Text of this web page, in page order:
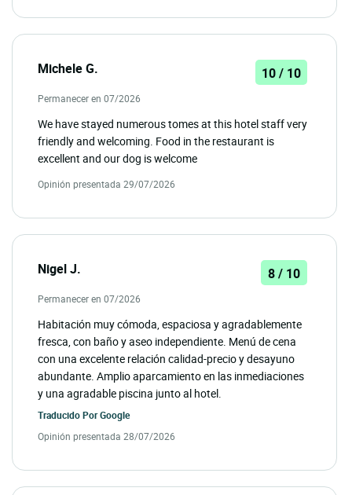
Michele G. 10 / 10
Permanecer en 07/2026
We have stayed numerous tomes at this hotel staff very
friendly and welcoming. Food in the restaurant is
excellent and our dog is welcome
Opinión presentada 29/07/2026
Nigel J. 8 / 10
Permanecer en 07/2026
Habitación muy cómoda, espaciosa y agradablemente
fresca, con baño y aseo independiente. Menú de cena
con una excelente relación calidad-precio y desayuno
abundante. Amplio aparcamiento en las inmediaciones
y una agradable piscina junto al hotel.
Traducido PorGoogle
Opinión presentada 28/07/2026